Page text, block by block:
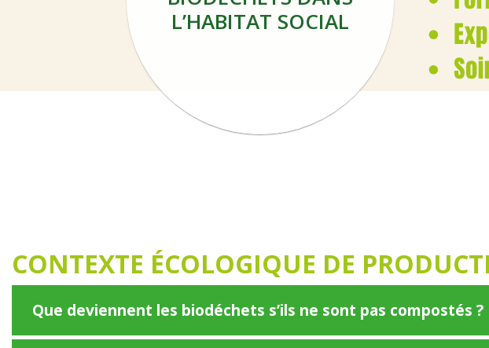
L’HABITAT SOCIAL
CONTEXTE ÉCOLOGIQUE DE
Que deviennent les biodéchets s’ils ne sont pas compostés ?